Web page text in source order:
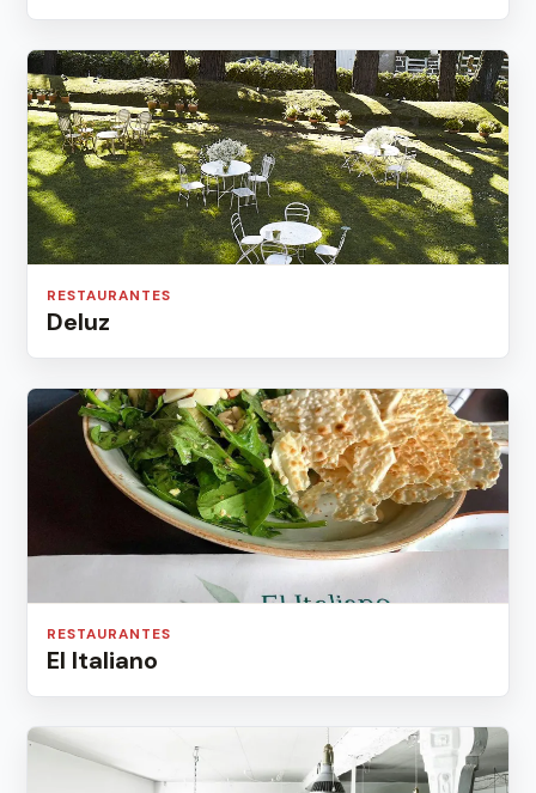
RESTAURANTES
Deluz
RESTAURANTES
El Italiano